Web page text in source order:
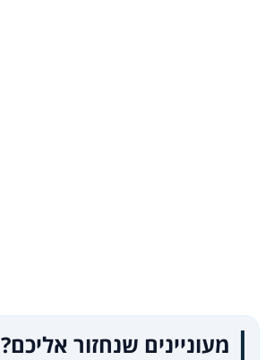
מעוניינים שנחזור אליכם?